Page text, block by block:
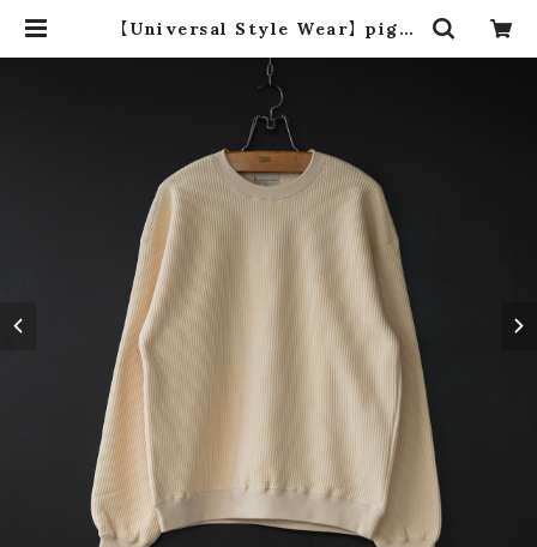
【Universal Style Wear】 pigm
ros dro